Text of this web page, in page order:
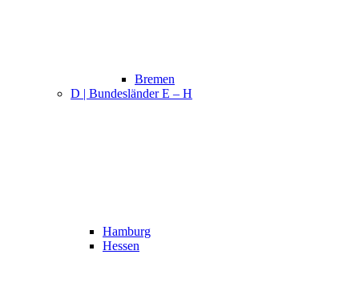
Bremen
D | Bundesländer E – H
Hamburg
Hessen